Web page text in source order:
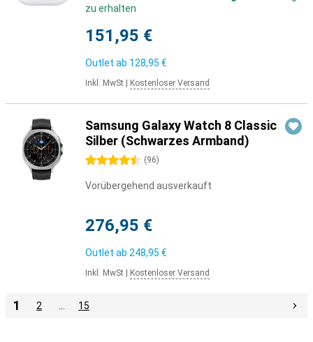
zu erhalten
151,95 €
Outlet ab 128,95 €
Inkl. MwSt Kostenloser Versand
Samsung Galaxy Watch 8 Classic
Silber (Schwarzes Armband)
4.5 Sterne (96)
Vorübergehend ausverkauft
276,95 €
Outlet ab 248,95 €
Inkl. MwSt Kostenloser Versand
1 2 15